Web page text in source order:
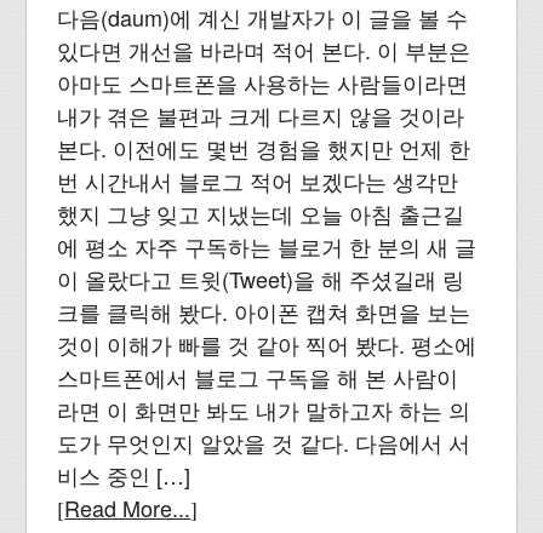
다음(daum)에 계신 개발자가 이 글을 볼 수
있다면 개선을 바라며 적어 본다. 이 부분은
아마도 스마트폰을 사용하는 사람들이라면
내가 겪은 불편과 크게 다르지 않을 것이라
본다. 이전에도 몇번 경험을 했지만 언제 한
번 시간내서 블로그 적어 보겠다는 생각만
했지 그냥 잊고 지냈는데 오늘 아침 출근길
에 평소 자주 구독하는 블로거 한 분의 새 글
이 올랐다고 트윗(Tweet)을 해 주셨길래 링
크를 클릭해 봤다. 아이폰 캡쳐 화면을 보는
것이 이해가 빠를 것 같아 찍어 봤다. 평소에
스마트폰에서 블로그 구독을 해 본 사람이
라면 이 화면만 봐도 내가 말하고자 하는 의
도가 무엇인지 알았을 것 같다. 다음에서 서
비스 중인 […]
[Read More...]